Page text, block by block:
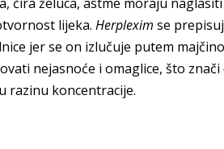
lijeka. Herplexim se
jer se on izlučuje putem
nejasnoće i omaglice, što
razinu koncentracije.